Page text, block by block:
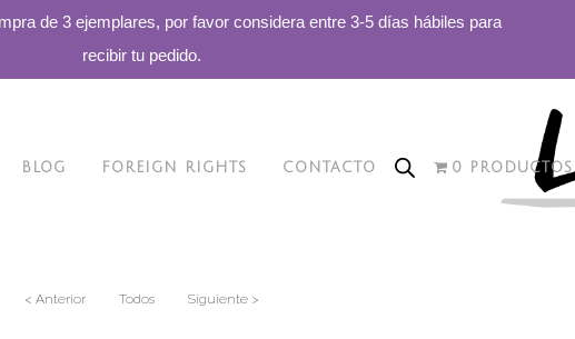
de 3 ejemplares, por favor considera entre 3-5 días hábiles para
recibir tu pedido.
BLOG FOREIGN RIGHTS CONTACTO 0 PRODUCTOS
< Anterior Todos Siguiente >